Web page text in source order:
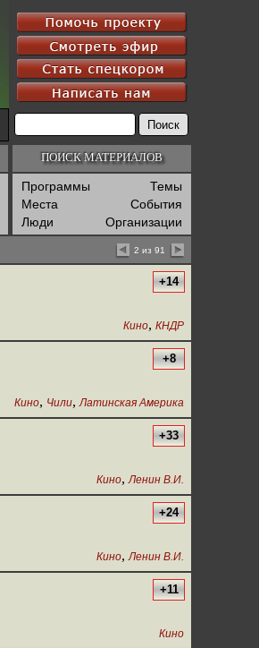
ПОИСК МАТЕРИАЛОВ
Программы
Темы
Места
События
Люди
Организации
2 из 91
+14
Кино, КНДР
+8
Кино, Чили, Латинская Америка
+33
Кино, Ленин В.И.
+24
Кино, Ленин В.И.
+11
Кино